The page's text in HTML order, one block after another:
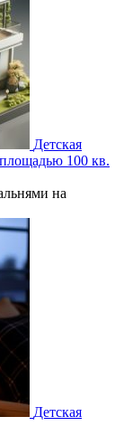
Детская
100 кв.
на
Детская